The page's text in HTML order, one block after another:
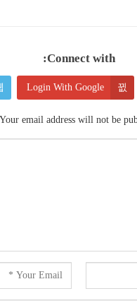
Connect with:
Login With Google
Your email address will not be